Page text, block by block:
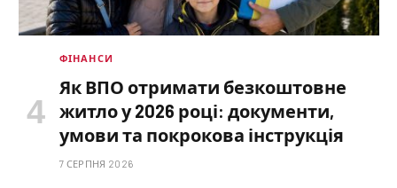
ФІНАНСИ
Як ВПО отримати безкоштовне
житло у 2026 році: документи,
умови та покрокова інструкція
7 СЕРПНЯ 2026